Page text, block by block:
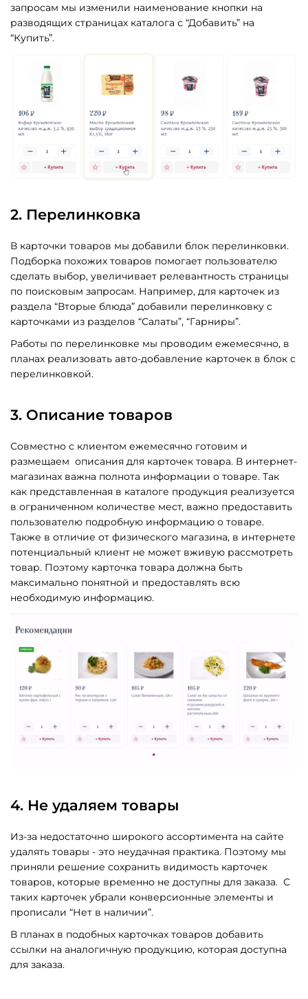
запросам мы изменили наименование кнопки на
разводящих страницах каталога с “Добавить” на
“Купить”.
2. Перелинковка
В карточки товаров мы добавили блок перелинковки.
Подборка похожих товаров помогает пользователю
сделать выбор, увеличивает релевантность страницы
по поисковым запросам. Например, для карточек из
раздела “Вторые блюда” добавили перелинковку с
карточками из разделов “Салаты”, “Гарниры”.
Работы по перелинковке мы проводим ежемесячно, в
планах реализовать авто-добавление карточек в блок с
перелинковкой.
3. Описание товаров
Совместно с клиентом ежемесячно готовим и
размещаем описания для карточек товара. В интернет-
магазинах важна полнота информации о товаре. Так
как представленная в каталоге продукция реализуется
в ограниченном количестве мест, важно предоставить
пользователю подробную информацию о товаре.
Также в отличие от физического магазина, в интернете
потенциальный клиент не может вживую рассмотреть
товар. Поэтому карточка товара должна быть
максимально понятной и предоставлять всю
необходимую информацию.
4. Не удаляем товары
Из-за недостаточно широкого ассортимента на сайте
удалять товары - это неудачная практика. Поэтому мы
приняли решение сохранить видимость карточек
товаров, которые временно не доступны для заказа. С
таких карточек убрали конверсионные элементы и
прописали “Нет в наличии”.
В планах в подобных карточках товаров добавить
ссылки на аналогичную продукцию, которая доступна
для заказа.